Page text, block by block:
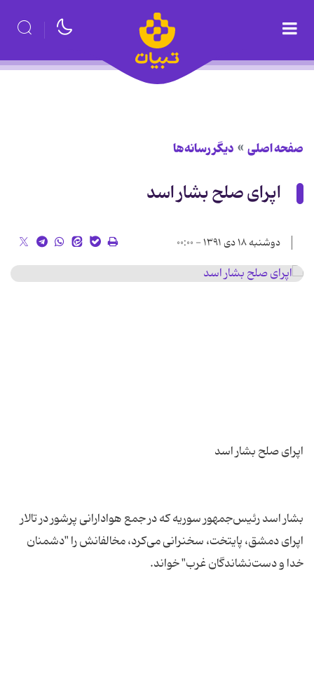
صفحه اصلی دیگر رسانه‌ها
اپرای صلح بشار اسد
دوشنبه ۱۸ دی ۱۳۹۱ - ۰۰:۰۰
بشار اسد رئیس‌جمهور سوریه که در جمع هوادارانی پرشور در تالار
اپرای دمشق، پایتخت، سخنرانی می‌کرد، مخالفانش را "دشمنان